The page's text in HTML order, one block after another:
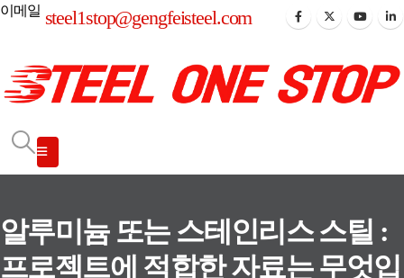
이메일 steel1stop@gengfeisteel.com
알루미늄 또는 스테인리스 스틸 :
프로젝트에 적합한 자료는 무엇입